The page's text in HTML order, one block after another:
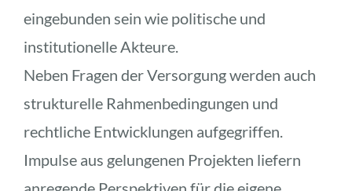
eingebunden sein wie politische und
institutionelle Akteure.
Neben Fragen der Versorgung werden auch
strukturelle Rahmenbedingungen und
rechtliche Entwicklungen aufgegriffen.
Impulse aus gelungenen Projekten liefern